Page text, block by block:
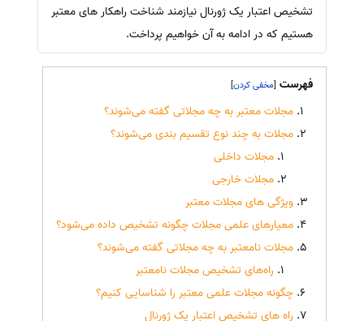
تشخیص اعتبار یک ژورنال نیازمند شناخت راهکار های معتبر
هستیم که در ادامه به آن خواهیم پرداخت.
فهرست [
]
مجلات معتبر به چه مجلاتی گفته می‌شوند؟
مجلات به چند نوع تقسیم بندی می‌شوند؟
مجلات داخلی
مجلات خارجی
ویژگی های مجلات معتبر
معیارهای علمی مجلات چگونه تشخیص داده می‌شود؟
مجلات نامعتبر به چه مجلاتی گفته می‌شوند؟
راه‌های تشخیص مجلات نامعتبر
چگونه مجلات علمی معتبر را شناسایی کنیم؟
راه های تشخیص اعتبار یک ژورنال